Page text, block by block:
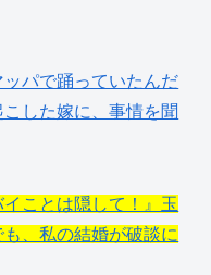
パで踊っていたんだ
した嫁に、事情を聞
イことは隠して！』玉
、私の結婚が破談に